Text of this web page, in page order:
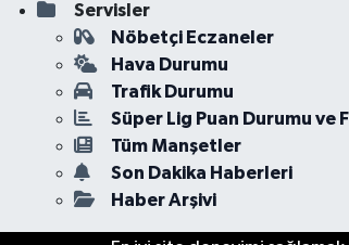
Servisler
Nöbetçi Eczaneler
Hava Durumu
Trafik Durumu
Süper Lig Puan Durumu ve
Tüm Manşetler
Son Dakika Haberleri
Haber Arşivi